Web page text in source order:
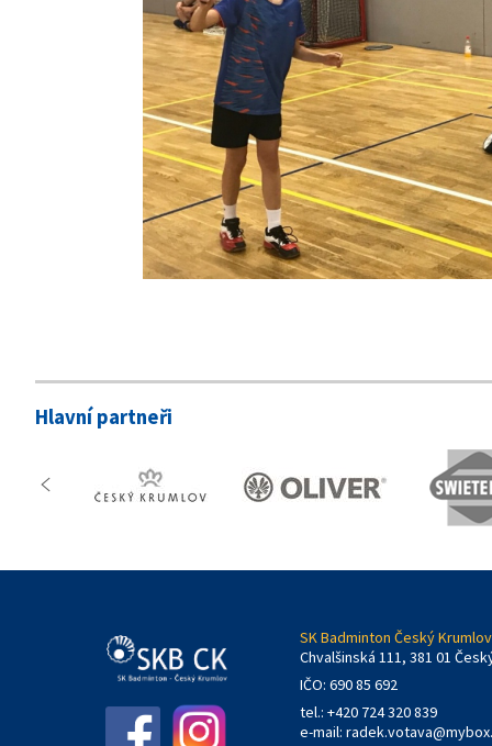
Hlavní partneři
SK Badminton Český
Chvalšinská 111, 381 01
IČO: 690 85 692
tel.: +420 724 320 839
e-mail: